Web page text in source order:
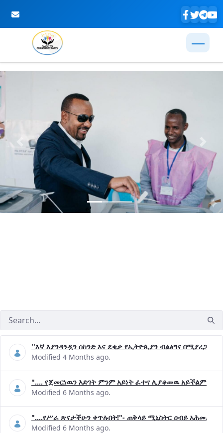
Skip to Main Content
Previous Next
''እኛ እያንዳንዷን ሰከንድ እና ደቂቃ የኢትዮጲያን ብልፅግና
Modified 4 Months ago.
".... የጀመርነዉን እድገት ምንም አይነት ፈተና ሊያቆመዉ አይችልም"-
Modified 6 Months ago.
"....የሥራ ጽናታችሁን ቀጥሉበት!"- ጠቅላይ ሚኒስትር ዐብይ አሕመድ (ዶ/
Modified 6 Months ago.